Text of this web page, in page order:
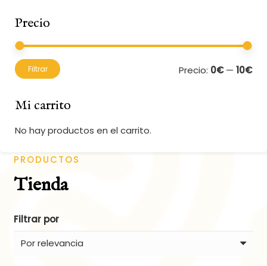
Precio
Filtrar Precio: 0€— 10€
Mi carrito
No hay productos en el carrito.
PRODUCTOS
Tienda
Filtrar por